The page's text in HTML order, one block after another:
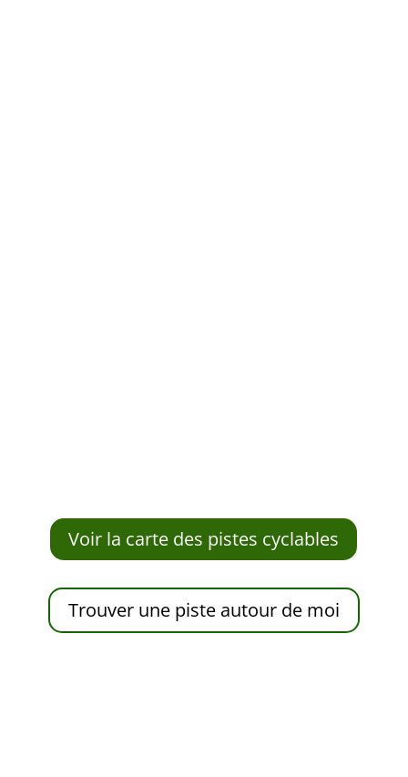
Voir la carte des pistes cyclables
Trouver une piste autour de moi